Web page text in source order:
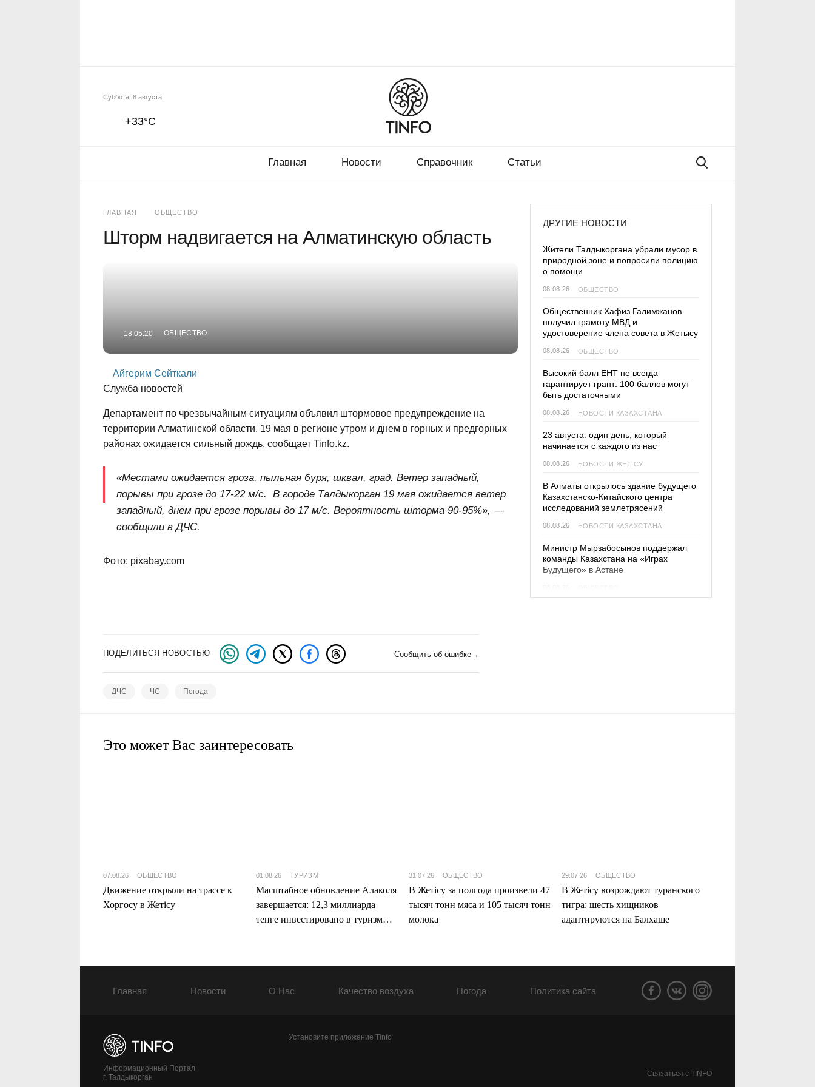
Главная Новости Справочник Статьи
+33°C
Суббота, 8 августа
ГЛАВНАЯ ОБЩЕСТВО
Шторм надвигается на Алматинскую область
18.05.20 ОБЩЕСТВО
Айгерим Сейткали
Служба новостей
Департамент по чрезвычайным ситуациям объявил штормовое предупреждение на
территории Алматинской области. 19 мая в регионе утром и днем в горных и предгорных
районах ожидается сильный дождь, сообщает Tinfo.kz.
«Местами ожидается гроза, пыльная буря, шквал, град. Ветер западный,
порывы при грозе до 17-22 м/с. В городе Талдыкорган 19 мая ожидается ветер
западный, днем при грозе порывы до 17 м/с. Вероятность шторма 90-95%», —
сообщили в ДЧС.
Фото: pixabay.com
ДРУГИЕ НОВОСТИ
Жители Талдыкоргана убрали мусор в
природной зоне и попросили полицию
о помощи
08.08.26 ОБЩЕСТВО
Общественник Хафиз Галимжанов
получил грамоту МВД и
удостоверение члена совета в Жетысу
08.08.26 ОБЩЕСТВО
Высокий балл ЕНТ не всегда
гарантирует грант: 100 баллов могут
быть достаточными
08.08.26 НОВОСТИ КАЗАХСТАНА
23 августа: один день, который
начинается с каждого из нас
08.08.26 НОВОСТИ ЖЕТІСУ
В Алматы открылось здание будущего
Казахстанско-Китайского центра
исследований землетрясений
08.08.26 НОВОСТИ КАЗАХСТАНА
Министр Мырзабосынов поддержал
команды Казахстана на «Играх
Будущего» в Астане
ПОДЕЛИТЬСЯ НОВОСТЬЮ Сообщить об ошибке→
ДЧС ЧС Погода
Это может Вас заинтересовать
07.08.26 ОБЩЕСТВО
Движение открыли на трассе к
Хоргосу в Жетісу
01.08.26 ТУРИЗМ
Масштабное обновление Алаколя
завершается: 12,3 миллиарда
тенге инвестировано в туризм
31.07.26 ОБЩЕСТВО
В Жетісу за полгода произвели 47
тысяч тонн мяса и 105 тысяч тонн
молока
29.07.26 ОБЩЕСТВО
В Жетісу возрождают туранского
тигра: шесть хищников
адаптируются на Балхаше
Главная Новости О Нас Качество воздуха Погода Политика сайта
Информационный Портал
г. Талдыкорган
Установите приложение Tinfo
Связаться с TINFO